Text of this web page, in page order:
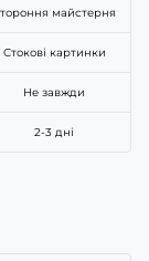
майстерня
Стокові картинки
Не завжди
2-3 дні